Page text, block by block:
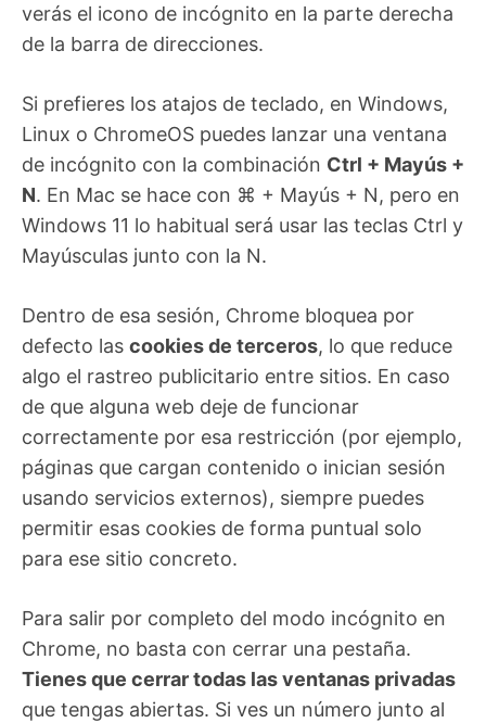
verás el icono de incógnito en la parte derecha
de la barra de direcciones.
Si prefieres los atajos de teclado, en Windows,
Linux o ChromeOS puedes lanzar una ventana
de incógnito con la combinación Ctrl + Mayús +
N. En Mac se hace con ⌘ + Mayús + N, pero en
Windows 11 lo habitual será usar las teclas Ctrl y
Mayúsculas junto con la N.
Dentro de esa sesión, Chrome bloquea por
defecto las cookies de terceros, lo que reduce
algo el rastreo publicitario entre sitios. En caso
de que alguna web deje de funcionar
correctamente por esa restricción (por ejemplo,
páginas que cargan contenido o inician sesión
usando servicios externos), siempre puedes
permitir esas cookies de forma puntual solo
para ese sitio concreto.
Para salir por completo del modo incógnito en
Chrome, no basta con cerrar una pestaña.
Tienes que cerrar todas las ventanas privadas
que tengas abiertas. Si ves un número junto al